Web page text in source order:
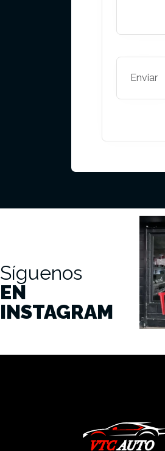
Síguenos
EN
INSTAGRAM